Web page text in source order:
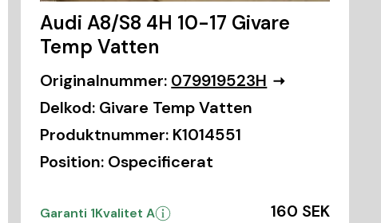
Audi A8/S8 4H 10-17 Givare
Temp Vatten
Originalnummer: 079919523H
Delkod: Givare Temp Vatten
Produktnummer: K1014551
Position: Ospecificerat
Garanti 1Kvalitet A 160 SEK